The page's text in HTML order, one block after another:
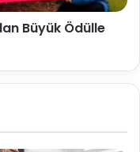
Büyük Ödülle